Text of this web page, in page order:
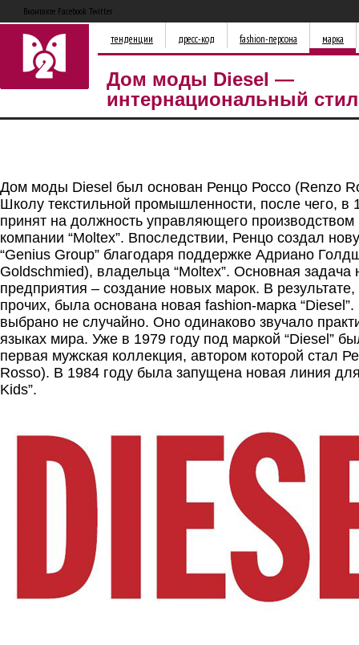
Вконтакте Facebook Twitter
тенденции дресс-код fashion-персона марка
Дом моды Diesel —
интернациональный
Дом моды Diesel был основан Ренцо Россо (Renzo
Школу текстильной промышленности, после чего, в
принят на должность управляющего производством
компании “Moltex”. Впоследствии, Ренцо создал
“Genius Group” благодаря поддержке Адриано
Goldschmied), владельца “Moltex”. Основная задача
предприятия – создание новых марок. В
прочих, была основана новая fashion-марка
выбрано не случайно. Оно одинаково звучало
языках мира. Уже в 1979 году под маркой “Diesel”
первая мужская коллекция, автором которой стал
Rosso). В 1984 году была запущена новая линия
Kids”.